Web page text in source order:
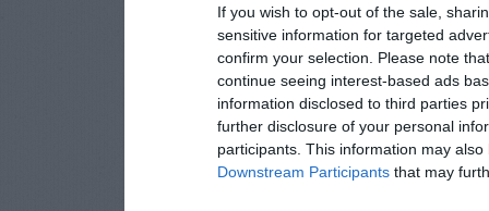
If you wish to opt-out of the sale,
sensitive information for targeted
confirm your selection. Please note
continue seeing interest-based ads
information disclosed to third parties
further disclosure of your personal
participants. This information may
Downstream Participants that may